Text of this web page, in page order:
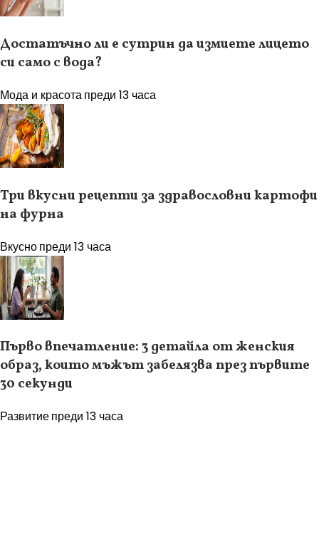
Достатъчно ли е сутрин да измиете лицето
си само с вода?
Мода и красотапреди 13 часа
Три вкусни рецепти за здравословни картофи
на фурна
Вкуснопреди 13 часа
Първо впечатление: 3 детайла от женския
образ, които мъжът забелязва през първите
30 секунди
Развитиепреди 13 часа